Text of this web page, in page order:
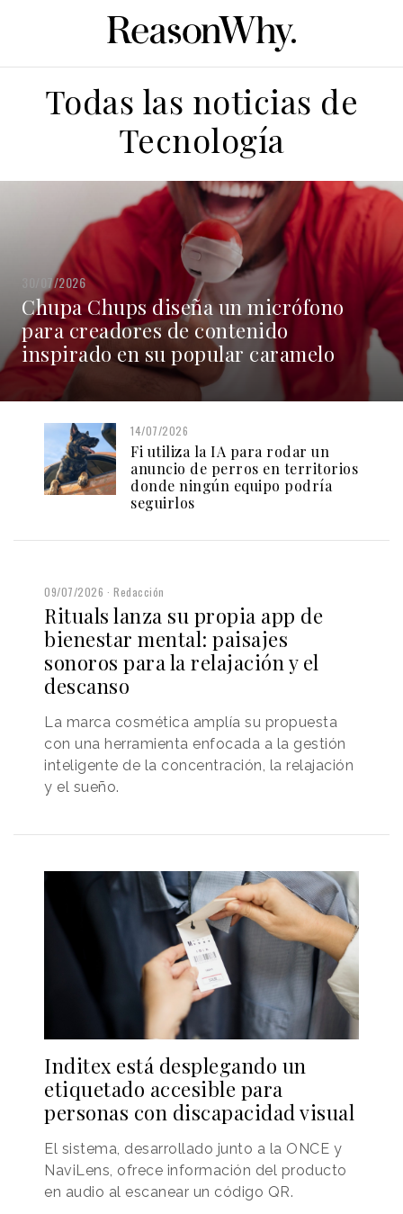
Todas las noticias de
Tecnología
30/07/2026
Chupa Chups diseña un micrófono
para creadores de contenido
inspirado en su popular caramelo
14/07/2026
Fi utiliza la IA para rodar un
anuncio de perros en territorios
donde ningún equipo podría
seguirlos
09/07/2026 Redacción
Rituals lanza su propia app de
bienestar mental: paisajes
sonoros para la relajación y el
descanso
La marca cosmética amplía su propuesta
con una herramienta enfocada a la gestión
inteligente de la concentración, la relajación
y el sueño.
Inditex está desplegando un
etiquetado accesible para
personas con discapacidad visual
El sistema, desarrollado junto a la ONCE y
NaviLens, ofrece información del producto
en audio al escanear un código QR.